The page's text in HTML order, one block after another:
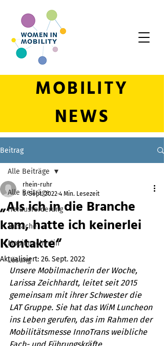
MOBILITY
NEWS
Beitrag
Alle Beiträge
Herausforderung
Tatsache
Mobilmacher*in
Lösung
Alle Beiträge
„Als ich in die Branche
kam, hatte ich keinerlei
Kontakte“
rhein-ruhr
5. Sept. 2022 4 Min. Lesezeit
Aktualisiert: 26. Sept. 2022
Unsere Mobilmacherin der Woche,
Larissa Zeichhardt, leitet seit 2015
gemeinsam mit ihrer Schwester die
LAT Gruppe. Sie hat das WiM Luncheon
ins Leben gerufen, das im Rahmen der
Mobilitätsmesse InnoTrans weibliche